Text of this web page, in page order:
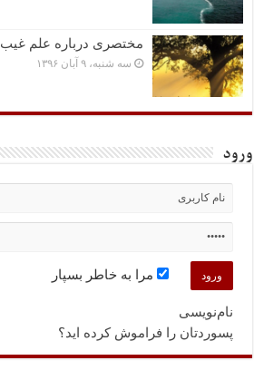
مختصرى درباره علم غیب
سه شنبه، ۹ آبان ۱۳۹۶
ورود
مرا به خاطر بسپار
نام‌نویسی
پسوردتان را فراموش کرده اید؟